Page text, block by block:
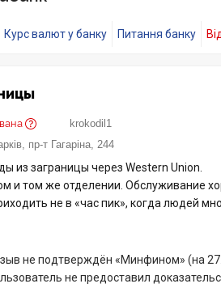
Курс валют у банку Питання банку
krokodil1
пр-т Гагаріна, 244
из заграницы через Western Union.
и том же отделении. Обслуживание
не в «час пик», когда людей
не подтверждён «Минфином» (на
не предоставил